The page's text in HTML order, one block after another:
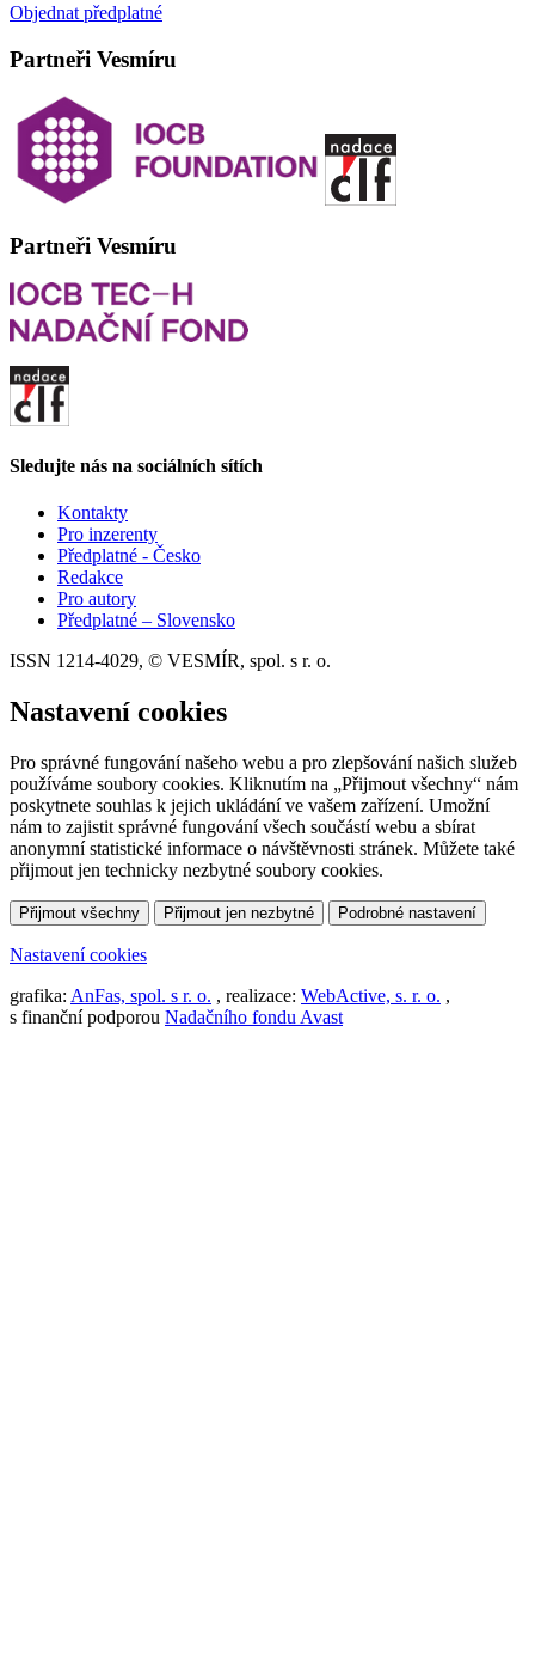
Objednat předplatné
Partneři Vesmíru
Partneři Vesmíru
Sledujte nás na sociálních sítích
Kontakty
Pro inzerenty
Předplatné - Česko
Redakce
Pro autory
Předplatné – Slovensko
ISSN 1214-4029, © VESMÍR, spol. s r. o.
Nastavení cookies
Pro správné fungování našeho webu a pro zlepšování našich služeb
používáme soubory cookies. Kliknutím na „Přijmout všechny“ nám
poskytnete souhlas k jejich ukládání ve vašem zařízení. Umožní
nám to zajistit správné fungování všech součástí webu a sbírat
anonymní statistické informace o návštěvnosti stránek. Můžete také
přijmout jen technicky nezbytné soubory cookies.
Přijmout všechny Přijmout jen nezbytné Podrobné nastavení
Nastavení cookies
grafika: AnFas, spol. s r. o. , realizace: WebActive, s. r. o. ,
s finanční podporou Nadačního fondu Avast